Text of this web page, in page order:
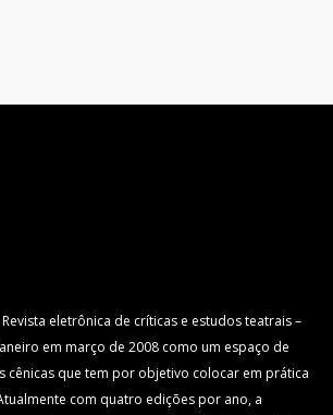
eletrônica de críticas e estudos teatrais –
em março de 2008 como um espaço de
cênicas que tem por objetivo colocar em prática
com quatro edições por ano, a